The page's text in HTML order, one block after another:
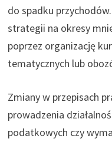
do spadku
strategii na okresy
poprzez organizację
tematycznych lub
Zmiany w przepisach
prowadzenia
podatkowych czy